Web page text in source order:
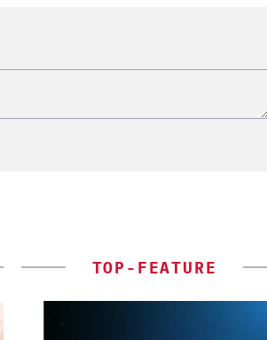
TOP-FEATURE